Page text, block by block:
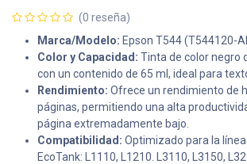
(0 reseña)
Marca/Modelo: Epson T544 (T544120-
Color y Capacidad: Tinta de color negro
con un contenido de 65 ml, ideal para
Rendimiento: Ofrece un rendimiento de
páginas, permitiendo una alta
página extremadamente bajo.
Compatibilidad: Optimizado para la
EcoTank: L1110, L1210. L3110, L3150,